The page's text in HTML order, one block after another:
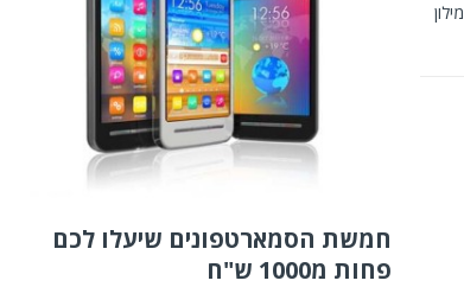
בין החברות נחתם ב-8 ביולי 2017. החברה הישראלית שהונפקה בבורסה של טורונטו לפי שווי חברה בגובה 100 מילון
חמשת הסמארטפונים שיעלו לכם
פחות מ1000 ש"ח